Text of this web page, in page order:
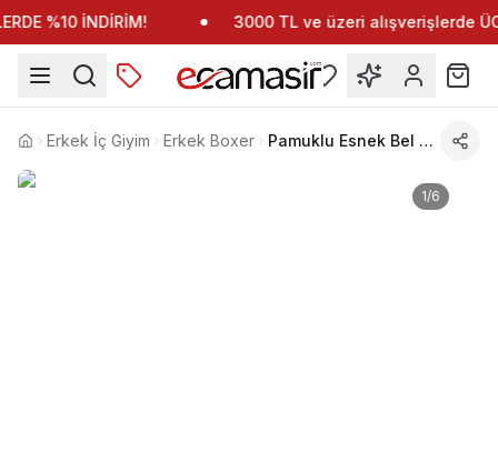
%10 İNDİRİM! 3000 TL ve üzeri alışverişlerde
Anasayfa
Erkek İç Giyim Erkek Boxer Pamuklu Esnek Bel Boxer Erdem 1432
1/6